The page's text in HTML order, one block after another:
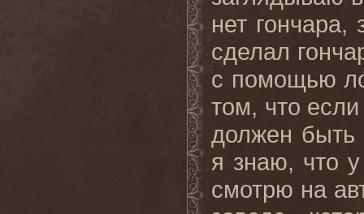
нет гончара,
сделал
с помощью
том, что
должен быть
я знаю, что
смотрю на